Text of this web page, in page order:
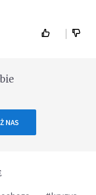
NAS